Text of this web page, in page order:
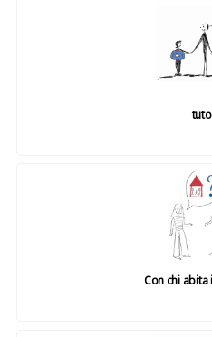
Con chi abita